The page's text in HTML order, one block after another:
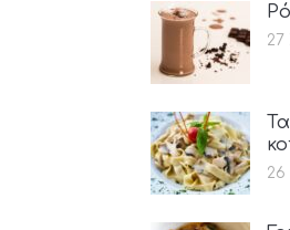
27
26